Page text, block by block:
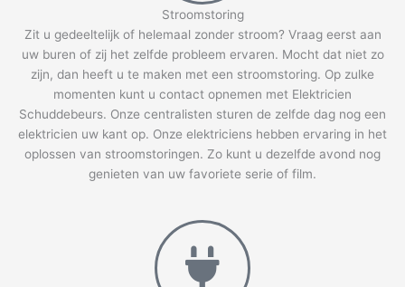
Stroomstoring
Zit u gedeeltelijk of helemaal zonder stroom? Vraag eerst aan
uw buren of zij het zelfde probleem ervaren. Mocht dat niet zo
zijn, dan heeft u te maken met een stroomstoring. Op zulke
momenten kunt u contact opnemen met Elektricien
Schuddebeurs. Onze centralisten sturen de zelfde dag nog een
elektricien uw kant op. Onze elektriciens hebben ervaring in het
oplossen van stroomstoringen. Zo kunt u dezelfde avond nog
genieten van uw favoriete serie of film.